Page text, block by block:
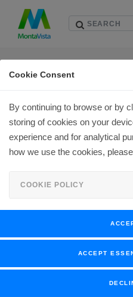
몬타비스타 CARRIER
MontaVista® Linux® Carrier
드 디바이스 개발을 강화해보세
CGX는 MontaVista 제품군의
성능과 캐리어급 사양을 제공
Linux 플랫폼입니다. 통신, 산
트 애플리케이션 환경에서 탁
Cookie Consent
By continuing to browse or by
storing of cookies on your
experience and for analytical
how we use the cookies,
COOKIE POLICY
ACCEPT